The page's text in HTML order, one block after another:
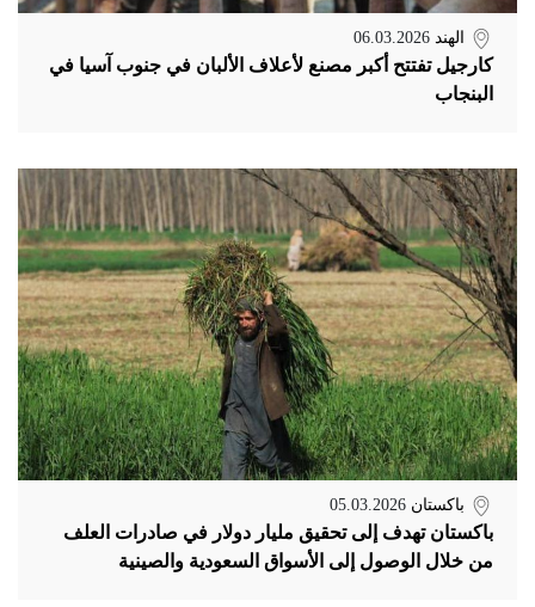
الهند 06.03.2026
كارجيل تفتتح أكبر مصنع لأعلاف الألبان في جنوب آسيا في
البنجاب
باكستان 05.03.2026
باكستان تهدف إلى تحقيق مليار دولار في صادرات العلف
من خلال الوصول إلى الأسواق السعودية والصينية